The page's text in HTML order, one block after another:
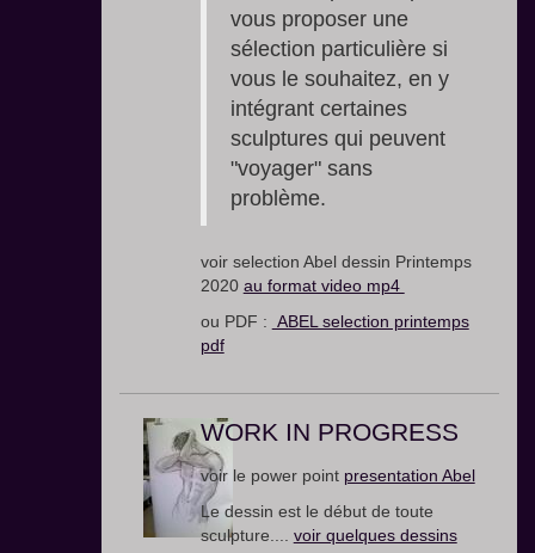
vous proposer une
sélection particulière si
vous le souhaitez, en y
intégrant certaines
sculptures qui peuvent
"voyager" sans
problème.
voir selection Abel dessin Printemps
2020 au format video mp4
ou PDF : ABEL selection printemps
pdf
WORK IN PROGRESS
voir le power point presentation Abel
Le dessin est le début de toute
sculpture.... voir quelques dessins